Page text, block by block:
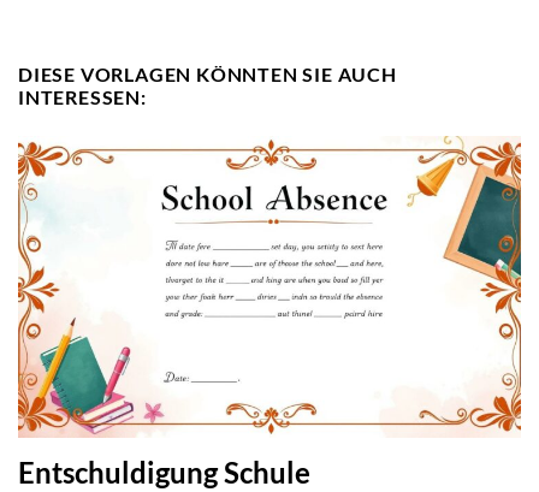
DIESE VORLAGEN KÖNNTEN SIE AUCH
INTERESSEN:
Entschuldigung Schule